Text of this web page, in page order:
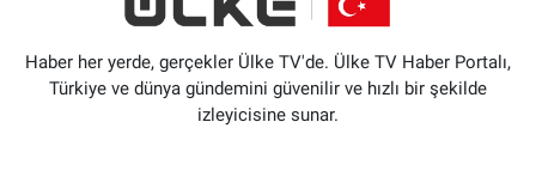
Haber her yerde, gerçekler Ülke TV'de. Ülke TV Haber Portalı,
Türkiye ve dünya gündemini güvenilir ve hızlı bir şekilde
izleyicisine sunar.